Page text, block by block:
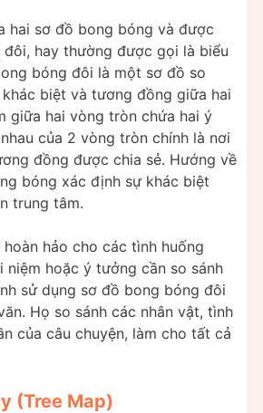
hai sơ đồ bong bóng và được
hay thường được gọi là biểu
bóng đôi là một sơ đồ so
biệt và tương đồng giữa hai
giữa hai vòng tròn chứa hai ý
của 2 vòng tròn chính là nơi
đồng được chia sẻ. Hướng về
bóng xác định sự khác biệt
trung tâm.
hảo cho các tình huống
niệm hoặc ý tưởng cần so sánh
sử dụng sơ đồ bong bóng đôi
Họ so sánh các nhân vật, tình
của câu chuyện, làm cho tất cả
(Tree Map)